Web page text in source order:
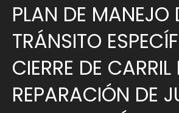
PLAN DE MANEJO
TRÁNSITO
CIERRE DE
REPARACIÓN DE